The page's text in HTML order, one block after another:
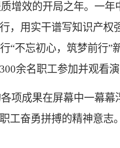
增效的开局之年。一年
，用实干谱写知识产权
“不忘初心，筑梦前行”
300余名职工参加并观看演
项成果在屏幕中一幕幕
工奋勇拼搏的精神意志。